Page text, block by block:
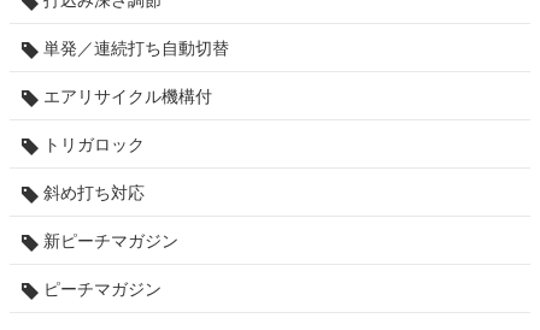
単発／連続打ち自動切替
エアリサイクル機構付
トリガロック
斜め打ち対応
新ピーチマガジン
ピーチマガジン